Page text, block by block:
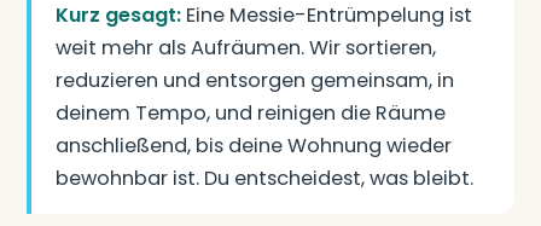
Kurz gesagt: Eine Messie-Entrümpelung ist
weit mehr als Aufräumen. Wir sortieren,
reduzieren und entsorgen gemeinsam, in
deinem Tempo, und reinigen die Räume
anschließend, bis deine Wohnung wieder
bewohnbar ist. Du entscheidest, was bleibt.